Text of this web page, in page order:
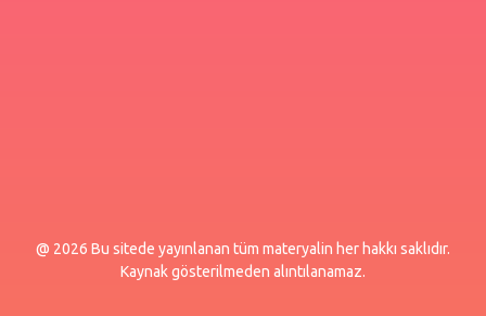
@ 2026 Bu sitede yayınlanan tüm materyalin her hakkı saklıdır.
Kaynak gösterilmeden alıntılanamaz.